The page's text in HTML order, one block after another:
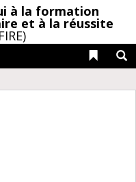
à la formation
et à la réussite
Liens